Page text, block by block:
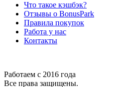
Что такое кэшбэк?
Отзывы о BonusPark
Правила покупок
Работа у нас
Контакты
Работаем с 2016 года
Все права защищены.